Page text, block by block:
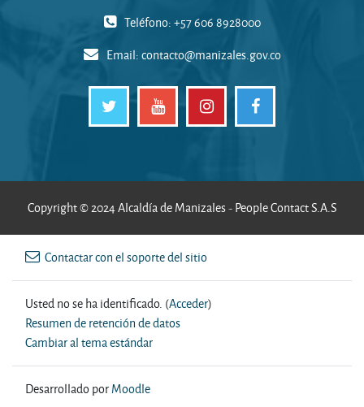
Teléfono: +57 606 8928000
Email:contacto@manizales.gov.co
Copyright © 2024 Alcaldía de Manizales - People Contact S.A.S
Contactar con el soporte del sitio
Usted no se ha identificado. (Acceder)
Resumen de retención de datos
Cambiar al tema estándar
Desarrollado porMoodle